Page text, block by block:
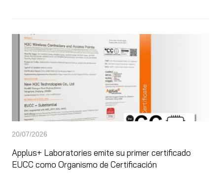
20/07/2026
Applus+ Laboratories emite su primer certificado
EUCC como Organismo de Certificación